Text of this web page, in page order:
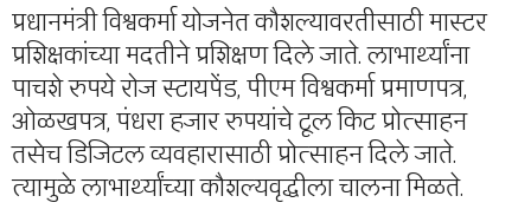
प्रधानमंत्री विश्वकर्मा योजनेत कौशल्यावरतीसाठी मास्टर
प्रशिक्षकांच्या मदतीने प्रशिक्षण दिले जाते. लाभार्थ्यांना
पाचशे रुपये रोज स्टायपेंड, पीएम विश्वकर्मा प्रमाणपत्र,
ओळखपत्र, पंधरा हजार रुपयांचे टूल किट प्रोत्साहन
तसेच डिजिटल व्यवहारासाठी प्रोत्साहन दिले जाते.
त्यामुळे लाभार्थ्यांच्या कौशल्यवृद्धीला चालना मिळते.